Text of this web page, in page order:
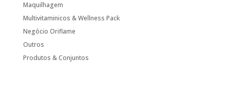
Maquilhagem
Multivitaminicos & Wellness Pack
Negócio Oriflame
Outros
Produtos & Conjuntos